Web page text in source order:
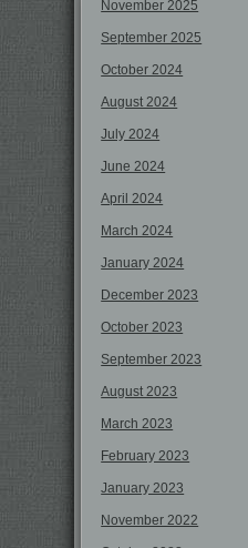
November 2025
September 2025
October 2024
August 2024
July 2024
June 2024
April 2024
March 2024
January 2024
December 2023
October 2023
September 2023
August 2023
March 2023
February 2023
January 2023
November 2022